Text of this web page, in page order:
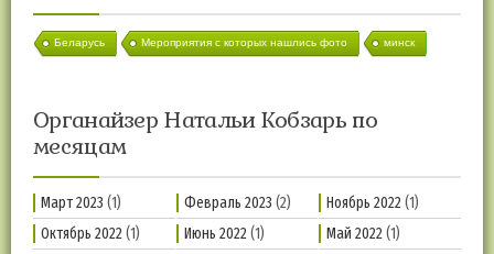
Беларусь Мероприятия с которых нашлись фото минск
Органайзер Натальи Кобзарь по
месяцам
Март 2023 (1) Февраль 2023 (2) Ноябрь 2022(1)
Октябрь 2022(1) Июнь 2022(1) Май 2022(1)